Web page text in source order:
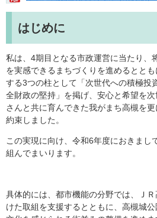
はじめに
私は、4期目となる市政運営に当たり、
を実感できるまちづくりを進めるとと
する3つの柱として「次世代への積極投
全財政の堅持」を掲げ、安心と希望を
さんと共に育んできた我がまち高槻を
約束しました。
この実現に向け、令和6年度におきまし
組んでまいります。
具体的には、都市機能の分野では、Ｊ
けた取組を支援するとともに、高槻城